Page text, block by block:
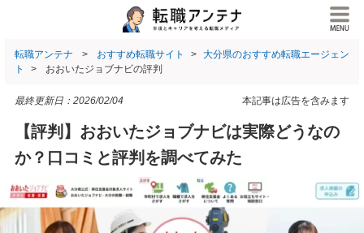
転職アンテナ おすすめ転職サイト
大分県のおすすめ転職エージェン
ト
おおいたジョブナビの評判
本記事は広告を含みます
最終更新日： 2026/02/04
【評判】おおいたジョブナビは実際どうなの
か？口コミと評判を調べてみた